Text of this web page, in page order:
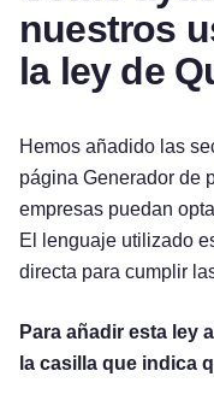
nuestros
la ley de
Hemos añadido las
página Generador de
empresas puedan
El lenguaje utilizado
directa para cumplir
Para añadir esta ley
la casilla que indica